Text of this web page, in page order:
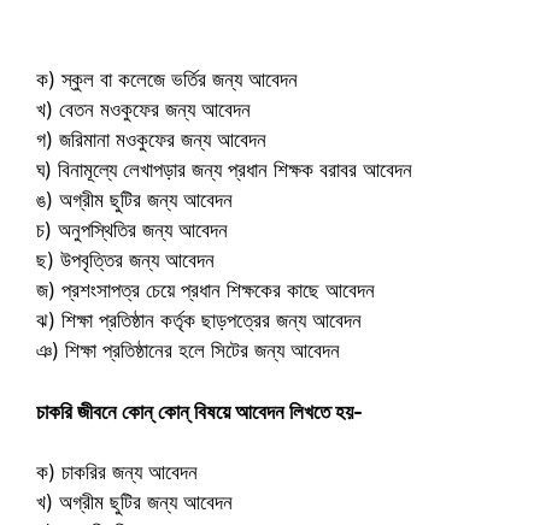
ক) স্কুল বা কলেজে ভর্তির জন্য আবেদন
খ) বেতন মওকুফের জন্য আবেদন
গ) জরিমানা মওকুফের জন্য আবেদন
ঘ) বিনামূল্যে লেখাপড়ার জন্য প্রধান শিক্ষক বরাবর আবেদন
ঙ) অগ্রীম ছুটির জন্য আবেদন
চ) অনুপস্থিতির জন্য আবেদন
ছ) উপবৃত্তির জন্য আবেদন
জ) প্রশংসাপত্র চেয়ে প্রধান শিক্ষকের কাছে আবেদন
ঝ) শিক্ষা প্রতিষ্ঠান কর্তৃক ছাড়পত্রের জন্য আবেদন
ঞ) শিক্ষা প্রতিষ্ঠানের হলে সিটের জন্য আবেদন
চাকরি জীবনে কোন্ কোন্ বিষয়ে আবেদন লিখতে হয়-
ক) চাকরির জন্য আবেদন
খ) অগ্রীম ছুটির জন্য আবেদন